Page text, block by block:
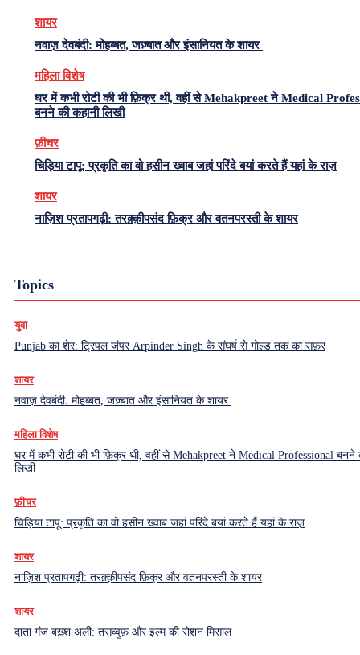
शायर
नवाज़ देवबंदी: मोहब्बत, जज़्बात और इंसानियत के शायर
महिला विशेष
घर में कभी रोटी की भी फ़िक्र थी, वहीं से Mehakpreet ने Medical
बनने की कहानी लिखी
फ़ीचर
चिड़िया टापू: प्रकृति का वो हसीन ख्वाब जहां परिंदे बयां करते हैं यहां के राज़
शायर
नाज़िश प्रतापगढ़ी: तरक़्क़ीपसंद फ़िक्र और वतनपरस्ती के शायर
Topics
युवा
Punjab का शेर: ट्रिपल जंपर Arpinder Singh के संघर्ष से गोल्ड तक का सफ़र
शायर
नवाज़ देवबंदी: मोहब्बत, जज़्बात और इंसानियत के शायर
महिला विशेष
घर में कभी रोटी की भी फ़िक्र थी, वहीं से Mehakpreet ने Medical Professional बनने
लिखी
फ़ीचर
चिड़िया टापू: प्रकृति का वो हसीन ख्वाब जहां परिंदे बयां करते हैं यहां के राज़
शायर
नाज़िश प्रतापगढ़ी: तरक़्क़ीपसंद फ़िक्र और वतनपरस्ती के शायर
शायर
दाता गंज बख़्श अली: तसव्वुफ़ और इल्म की रोशन मिसाल